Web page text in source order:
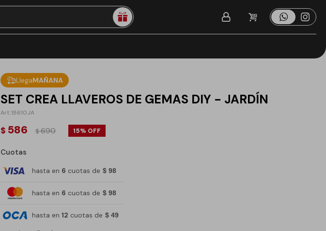
LlegaMAÑANA
SET CREA LLAVEROS DE GEMAS DIY - JARDÍN
18610JA
$ 586 $690 15
Cuotas
hasta en 6 cuotas de $ 98
hasta en 6 cuotas de $ 98
hasta en 12 cuotas de $ 49